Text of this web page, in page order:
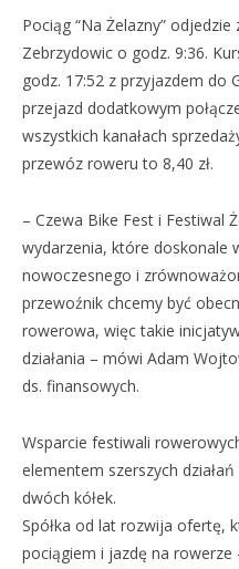
Pociąg “Na Żelazny”
Zebrzydowic o godz. 9:36.
godz. 17:52 z przyjazdem do
przejazd dodatkowym
wszystkich kanałach
przewóz roweru to 8,40 zł.
– Czewa Bike Fest i Festiwal
wydarzenia, które doskonale
nowoczesnego i
przewoźnik chcemy być
rowerowa, więc takie
działania – mówi Adam
ds. finansowych.
Wsparcie festiwali
elementem szerszych
dwóch kółek.
Spółka od lat rozwija ofertę,
pociągiem i jazdę na